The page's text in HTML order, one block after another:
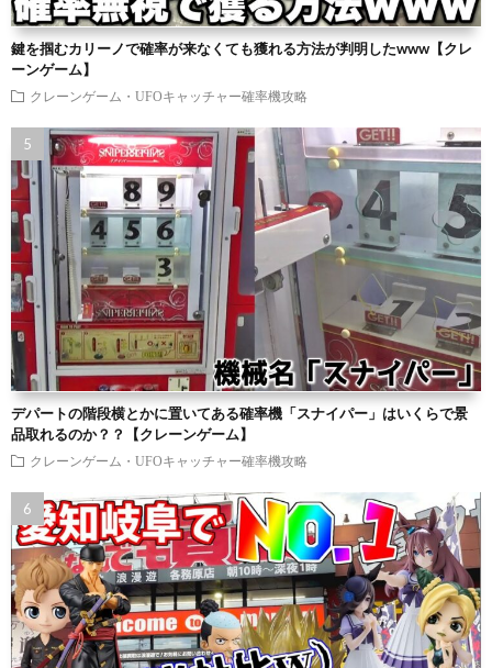
鍵を掴むカリーノで確率が来なくても獲れる方法が判明したwww【クレ
ーンゲーム】
クレーンゲーム・UFOキャッチャー確率機攻略
デパートの階段横とかに置いてある確率機「スナイパー」はいくらで景
品取れるのか？？【クレーンゲーム】
クレーンゲーム・UFOキャッチャー確率機攻略